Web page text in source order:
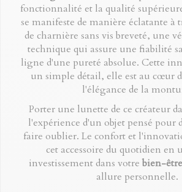
fonctionnalité et la qualité
se manifeste de manière éclatante à
de charnière sans vis breveté, une
technique qui assure une fiabilité
ligne d'une pureté absolue. Cette
un simple détail, elle est au cœur
l'élégance de la
Porter une lunette de ce créateur
l'expérience d'un objet pensé pour
faire oublier. Le confort et
cet accessoire du quotidien en
investissement dans votrebien-
allure personnelle.